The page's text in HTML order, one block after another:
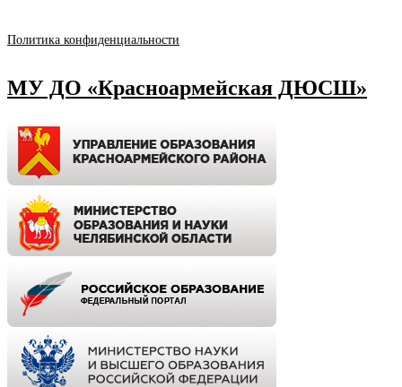
Политика конфиденциальности
МУ ДО «Красноармейская ДЮСШ»